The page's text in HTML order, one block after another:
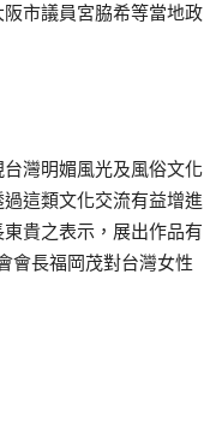
市議員宮脇希等當地政
灣明媚風光及風俗文化
這類文化交流有益增進
貴之表示，展出作品有
會長福岡茂對台灣女性